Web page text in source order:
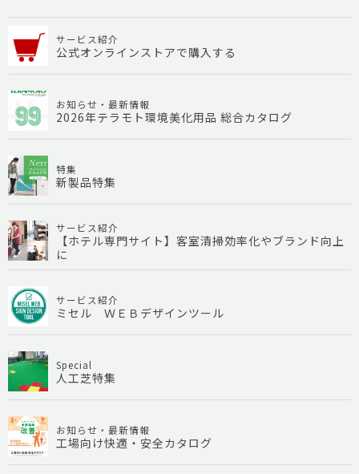
サービス紹介
公式オンラインストアで購入する
お知らせ・最新情報
2026年テラモト環境美化用品 総合カタログ
特集
新製品特集
サービス紹介
【ホテル専門サイト】客室清掃効率化やブランド向上
に
サービス紹介
ミセル ＷＥＢデザインツール
Special
人工芝特集
お知らせ・最新情報
工場向け快適・安全カタログ